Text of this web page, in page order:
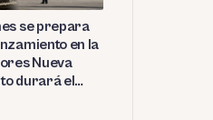
se prepara
en la
Nueva
durará el